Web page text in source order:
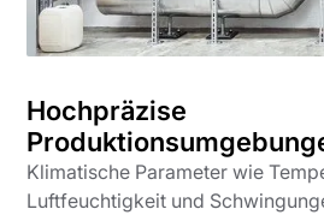
Hochpräzise
Klimatische Parameter wie
Luftfeuchtigkeit und